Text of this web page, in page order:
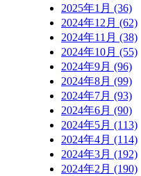
2025年1月 (36)
2024年12月 (62)
2024年11月 (38)
2024年10月 (55)
2024年9月 (96)
2024年8月 (99)
2024年7月 (93)
2024年6月 (90)
2024年5月 (113)
2024年4月 (114)
2024年3月 (192)
2024年2月 (190)